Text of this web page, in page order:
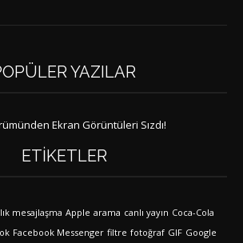
YAZILAR
Ekran Görüntüleri Sızdı!
ETIKETLER
mesajlaşma Apple arama canlı yayın Coca-Cola
Facebook Messenger filtre fotoğraf GIF Google